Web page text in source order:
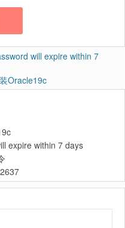
will expire within 7
Oracle19c
expire within 7 days